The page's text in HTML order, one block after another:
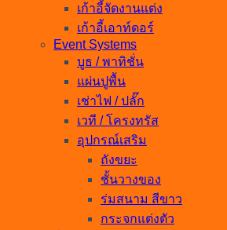
เก้าอี้จัดงานแต่ง
เก้าอี้เอาท์ดอร์
Event Systems
บูธ / พาทิชั่น
แผ่นปูพื้น
เช่าไฟ / ปลั๊ก
เวที / โครงทรัส
อุปกรณ์เสริม
ถังขยะ
ชั้นวางของ
ร่มสนาม สีขาว
กระจกแต่งตัว